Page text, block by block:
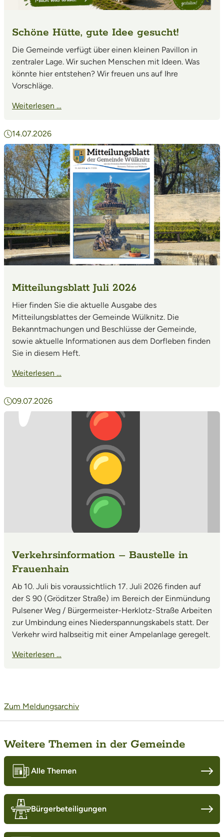
Schöne Hütte, gute Idee gesucht!
Die Gemeinde verfügt über einen kleinen Pavillon in
zentraler Lage. Wir suchen Menschen mit Ideen. Was
könnte hier entstehen? Wir freuen uns auf Ihre
Vorschläge.
Weiterlesen …
14.07.2026
Mitteilungsblatt Juli 2026
Hier finden Sie die aktuelle Ausgabe des
Mitteilungsblattes der Gemeinde Wülknitz. Die
Bekanntmachungen und Beschlüsse der Gemeinde,
sowie aktuelle Informationen aus dem Dorfleben finden
Sie in diesem Heft.
Weiterlesen …
09.07.2026
Verkehrsinformation – Baustelle in
Frauenhain
Ab 10. Juli bis voraussichtlich 17. Juli 2026 finden auf
der S 90 (Gröditzer Straße) im Bereich der Einmündung
Pulsener Weg / Bürgermeister-Herklotz-Straße Arbeiten
zur Umbindung eines Niederspannungskabels statt. Der
Verkehr wird halbseitig mit einer Ampelanlage geregelt.
Weiterlesen …
Zum Meldungsarchiv
Weitere Themen in der Gemeinde
Alle Themen
Bürgerbeteiligungen